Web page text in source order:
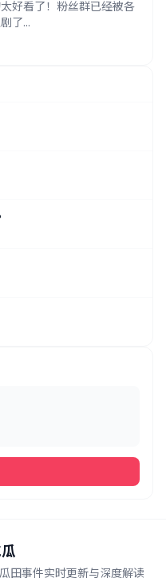
好看了！粉丝群已经被各
了...
田事件实时更新与深度解读